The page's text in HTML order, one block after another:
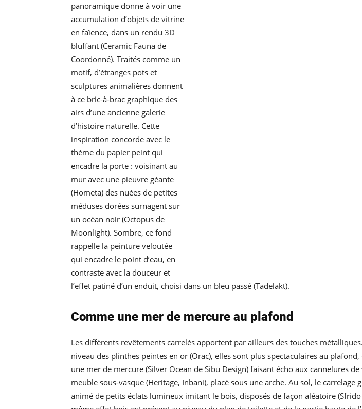
panoramique donne à voir une
accumulation d’objets de vitrine
en faïence, dans un rendu 3D
bluffant (Ceramic Fauna de
Coordonné). Traités comme un
motif, d’étranges pots et
sculptures animalières donnent
à ce bric-à-brac graphique des
airs d’une ancienne galerie
d’histoire naturelle. Cette
inspiration concorde avec le
thème du papier peint qui
encadre la porte : voisinant au
mur avec une pieuvre géante
(Hometa) des nuées de petites
méduses dorées surnagent sur
un océan noir (Octopus de
Moonlight). Sombre, ce fond
rappelle la peinture veloutée
qui encadre le point d’eau, en
contraste avec la douceur et
l’effet patiné d’un enduit, choisi dans un bleu passé (Tadelakt).
Comme une mer de mercure au plafond
Les différents revêtements carrelés apportent par ailleurs des touches
niveau des plinthes peintes en or (Orac), elles sont plus spectaculaires au
une mer de mercure (Silver Ocean de Sibu Design) faisant écho aux cannelures
meuble sous-vasque (Heritage, Inbani), placé sous une arche. Au sol, le carrelage
animé de petits éclats lumineux imitant le bois, disposés de façon aléatoire (Sfrido